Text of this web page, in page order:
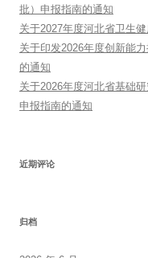
批）申报指南的通知
关于2027年度河北省卫生
关于印发2026年度创新能
的通知
关于2026年度河北省基础
申报指南的通知
近期评论
归档